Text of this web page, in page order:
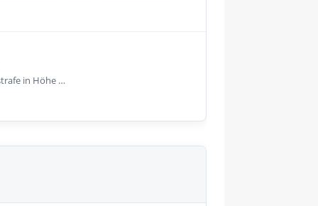
in Höhe …